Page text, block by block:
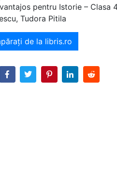
pentru Istorie – Clasa
Tudora Pitila
de la libris.ro